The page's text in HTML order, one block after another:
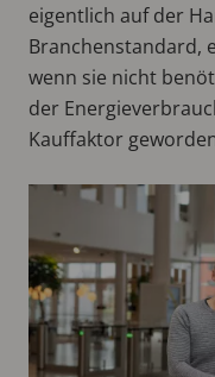
eigentlich auf der
Branchenstandard,
wenn sie nicht
der
Kauffaktor